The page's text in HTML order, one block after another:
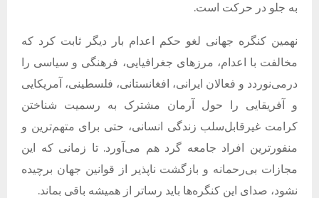
به جلو در حرکت است.
نهمین کنگره جهانی لغو حکم اعدام بار دیگر ثابت کرد که
مخالفت با اعدام، مرزهای جغرافیایی، فرهنگی و سیاسی را
درمی‌نوردد و فعالان ایرانی، افغانستانی، فلسطینی، آمریکایی
و آفریقایی را حول آرمان مشترک به رسمیت شناختن
کرامت غیرقابل‌سلب زندگی انسانی، حتی برای متهم‌ترین و
منفورترین افراد جامعه گرد هم می‌آورد.تا زمانی که این
مجازات بی‌رحمانه و بازگشت‌ ناپذیر از قوانین جهان برچیده
نشود، صدای این کنگره‌ها باید رساتر از همیشه باقی بماند.